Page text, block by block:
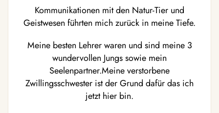
Kommunikationen mit den Natur-Tier und
Geistwesen führten mich zurück in meine Tiefe.
Meine besten Lehrer waren und sind meine 3
wundervollen Jungs sowie mein
Seelenpartner.Meine verstorbene
Zwillingsschwester ist der Grund dafür das ich
jetzt hier bin.